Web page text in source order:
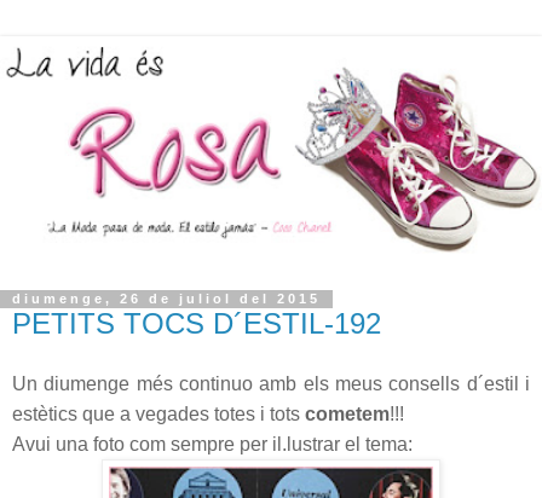
diumenge, 26 de juliol del 2015
PETITS TOCS D´ESTIL-192
Un diumenge més continuo amb els meus consells d´estil i
estètics que a vegades totes i tots cometem!!!
Avui una foto com sempre per il.lustrar el tema: